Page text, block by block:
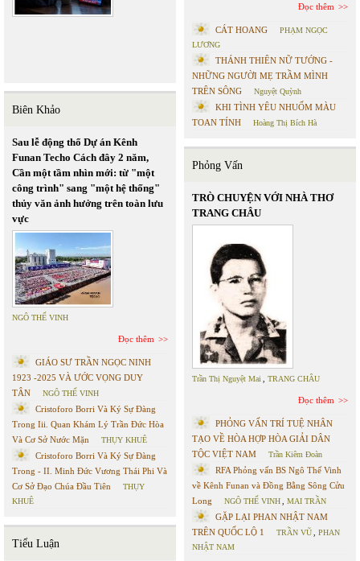
Biên Khảo
Sau lễ động thổ Dự án Kênh
Funan Techo Cách đây 2 năm,
Cần một tầm nhìn mới: từ "một
công trình" sang "một hệ thống"
thủy văn ảnh hưởng trên toàn lưu
vực
NGÔ THẾ VINH
Đọc thêm
GIÁO SƯ TRẦN NGỌC NINH
1923 -2025 VÀ ƯỚC VỌNG DUY
TÂN
NGÔ THẾ VINH
Cristoforo Borri Và Ký Sự Đàng
Trong Iii. Quan Khám Lý Trần Đức Hòa
Và Cơ Sở Nước Mặn
THỤY KHUÊ
Cristoforo Borri Và Ký Sự Đàng
Trong - II. Minh Đức Vương Thái Phi Và
Cơ Sở Đạo Chúa Đầu Tiên
THỤY
KHUÊ
Tiểu Luận
Đọc thêm
CÁT HOANG
PHẠM NGỌC
LƯƠNG
THÁNH THIÊN NỮ TƯỚNG -
NHỮNG NGƯỜI MẸ TRẦM MÌNH
TRÊN SÔNG
Nguyệt Quỳnh
KHI TÌNH YÊU NHUỐM MÀU
TOAN TÍNH
Hoàng Thị Bích Hà
Phỏng Vấn
TRÒ CHUYỆN VỚI NHÀ THƠ
TRANG CHÂU
Trần Thị Nguyệt Mai TRANG CHÂU
Đọc thêm
PHỎNG VẤN TRÍ TUỆ NHÂN
TẠO VỀ HÒA HỢP HÒA GIẢI DÂN
TỘC VIỆT NAM
Trần Kiêm Đoàn
RFA Phỏng vấn BS Ngô Thế Vinh
về Kênh Funan và Đồng Bằng Sông Cửu
Long
NGÔ THẾ VINH MAI TRẦN
GẶP LẠI PHAN NHẬT NAM
TRÊN QUỐC LỘ 1
TRẦN VŨ
PHAN
NHẬT NAM